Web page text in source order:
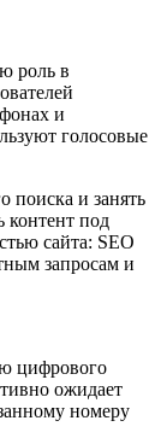
роль в
и
голосовые
поиска и занять
контент под
сайта: SEO
запросам и
цифрового
ожидает
номеру